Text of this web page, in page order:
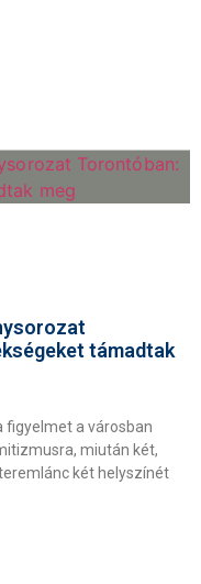
támadtak
figyelmet a városban
miután két,
két helyszínét